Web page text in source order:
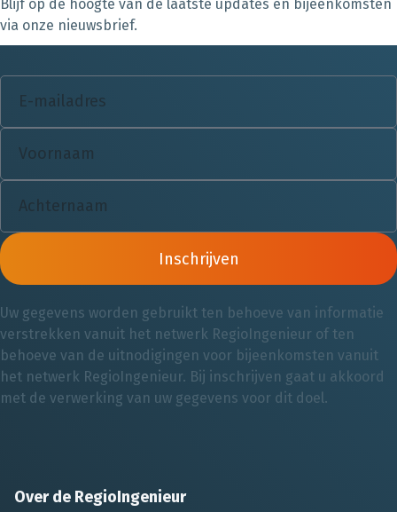
Blijf op de hoogte van de laatste updates en bijeenkomsten
via onze nieuwsbrief.
Inschrijven
Uw gegevens worden gebruikt ten behoeve van informatie
verstrekken vanuit het netwerk RegioIngenieur of ten
behoeve van de uitnodigingen voor bijeenkomsten vanuit
het netwerk RegioIngenieur. Bij inschrijven gaat u akkoord
met de verwerking van uw gegevens voor dit doel.
Over de RegioIngenieur